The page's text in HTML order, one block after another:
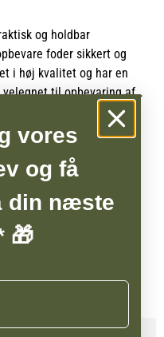
og holdbar
foder sikkert og
i høj kvalitet og har en
til opbevaring af
nem låsemekanisme, som
indholdet mod fugt
label i whiteboard
eller dato, så du altid
beholdere kan stables ved
samtidig udformet, så det
i brug.
vores
og få
din næste
🎁